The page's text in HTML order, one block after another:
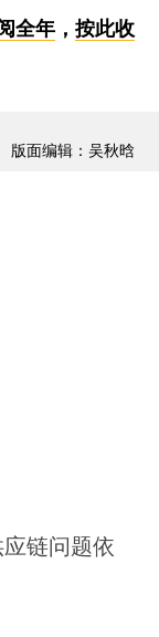
全年， 按此收
版面编辑：吴秋晗
链问题依